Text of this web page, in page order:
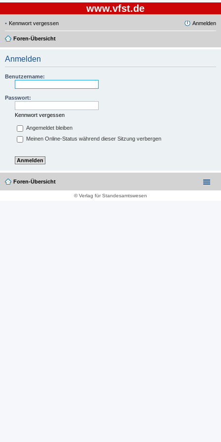
www.vfst.de
Kennwort vergessen Anmelden
Foren-Übersicht
Anmelden
Benutzername:
Passwort:
Kennwort vergessen
Angemeldet bleiben
Meinen Online-Status während dieser Sitzung verbergen
Foren-Übersicht
© Verlag für Standesamtswesen